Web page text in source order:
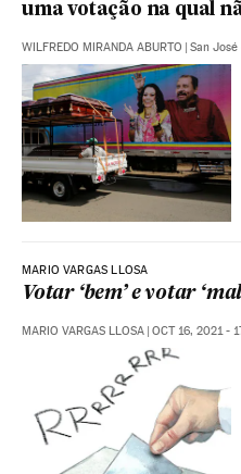
uma votação na qual
WILFREDO MIRANDA ABURTO San José
MARIO VARGAS LLOSA
Votar ‘bem’ e votar
MARIO VARGAS LLOSA | OCT 16, 2021 -